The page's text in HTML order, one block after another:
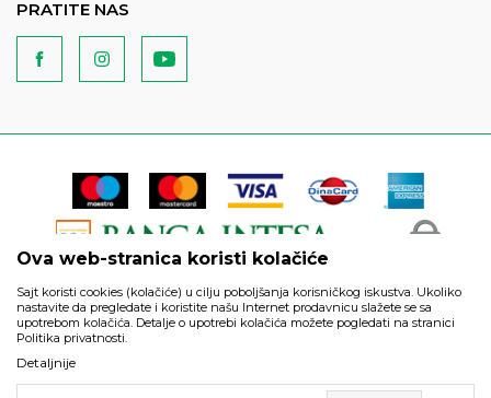
PRATITE NAS
artikli prikazani na sajtu su deo naše ponude i ne podrazumeva
da su dostupni u svakom trenutku.
Ova web-stranica koristi kolačiće
Sajt koristi cookies (kolačiće) u cilju poboljšanja korisničkog iskustva. Ukoliko
nastavite da pregledate i koristite našu Internet prodavnicu slažete se sa
upotrebom kolačića. Detalje o upotrebi kolačića možete pogledati na stranici
Politika privatnosti.
Detaljnije